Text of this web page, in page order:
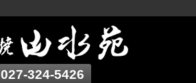
027-324-5426